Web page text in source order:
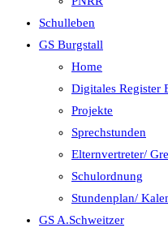
Schulleben
GS Burgstall
Home
Digitales Register
Projekte
Sprechstunden
Elternvertreter/
Schulordnung
Stundenplan/
GS A.Schweitzer